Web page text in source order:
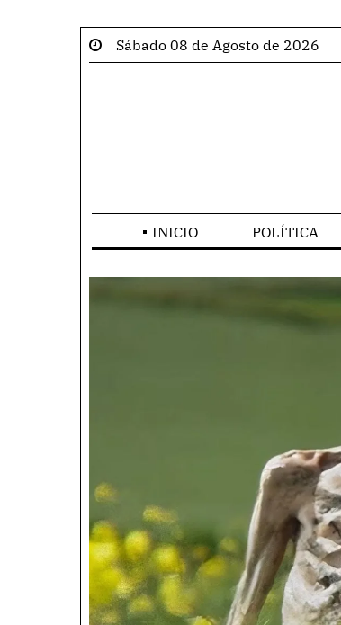
Sábado 08 de Agosto de 2026
INICIO POLÍTICA